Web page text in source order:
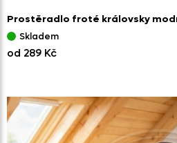
Prostěradlo froté královsky
Skladem
od 289 Kč